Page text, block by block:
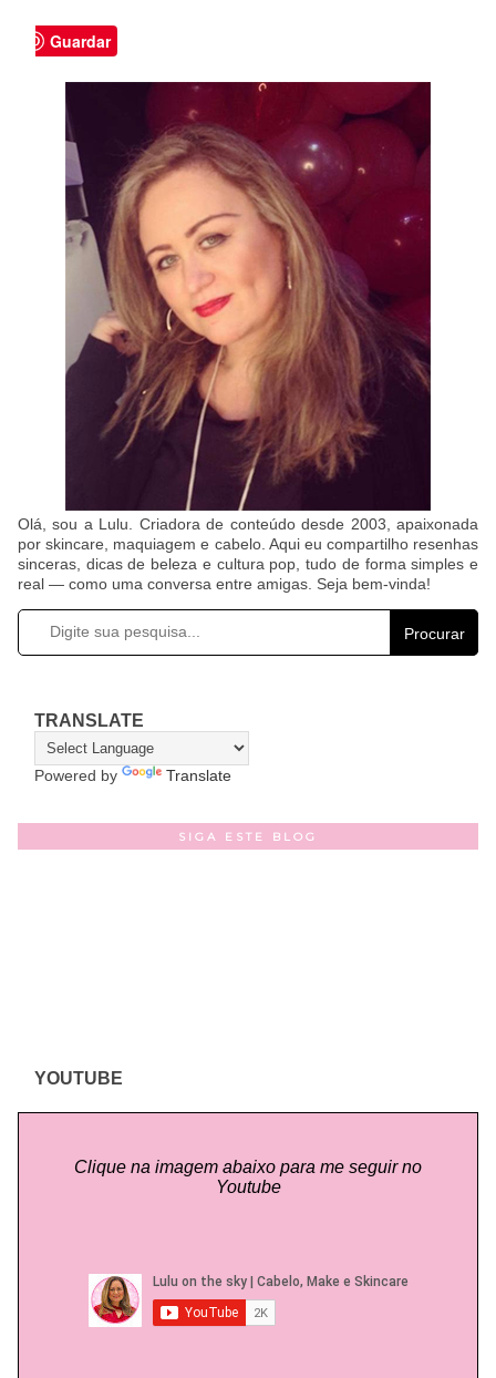
Guardar
Olá, sou a Lulu. Criadora de conteúdo desde 2003, apaixonada
por skincare, maquiagem e cabelo. Aqui eu compartilho resenhas
sinceras, dicas de beleza e cultura pop, tudo de forma simples e
real — como uma conversa entre amigas. Seja bem-vinda!
Procurar
TRANSLATE
Powered by Translate
SIGA ESTE BLOG
YOUTUBE
Clique na imagem abaixo para me seguir no
Youtube